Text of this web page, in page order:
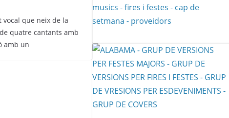
que neix de la
quatre cantants amb
amb un